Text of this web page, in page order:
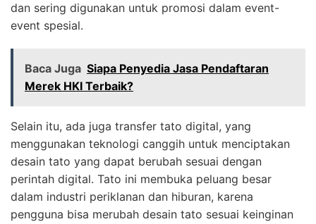
dan sering digunakan untuk promosi dalam event-
event spesial.
Baca Juga Siapa Penyedia Jasa Pendaftaran
Merek HKI Terbaik?
Selain itu, ada juga transfer tato digital, yang
menggunakan teknologi canggih untuk menciptakan
desain tato yang dapat berubah sesuai dengan
perintah digital. Tato ini membuka peluang besar
dalam industri periklanan dan hiburan, karena
pengguna bisa merubah desain tato sesuai keinginan